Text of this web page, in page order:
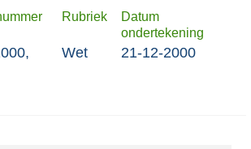
Rubriek
Datum
ondertekening
Wet 21-12-2000